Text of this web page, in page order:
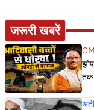
जरूरी खबरें
तक